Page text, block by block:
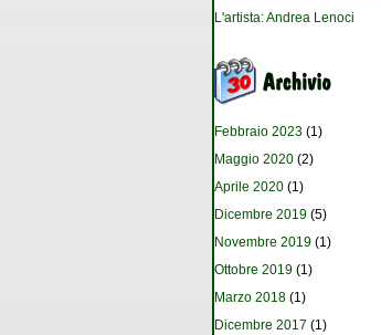
L'artista: Andrea Lenoci
Febbraio 2023 (1)
Maggio 2020 (2)
Aprile 2020 (1)
Dicembre 2019 (5)
Novembre 2019 (1)
Ottobre 2019 (1)
Marzo 2018 (1)
Dicembre 2017 (1)